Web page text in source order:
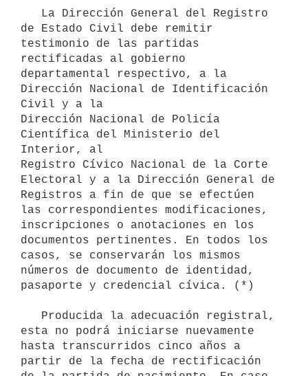
de Estado Civil debe remitir
testimonio de las partidas
rectificadas al gobierno
departamental respectivo, a la
Dirección Nacional de Identificación
Civil y a la
Dirección Nacional de Policía
Científica del Ministerio del
Interior, al
Registro Cívico Nacional de la Corte
Electoral y a la Dirección General de
Registros a fin de que se efectúen
las correspondientes modificaciones,
inscripciones o anotaciones en los
documentos pertinentes. En todos los
casos, se conservarán los mismos
números de documento de identidad,
pasaporte y credencial cívica. (*)
esta no podrá iniciarse nuevamente
hasta transcurridos cinco años a
partir de la fecha de rectificación